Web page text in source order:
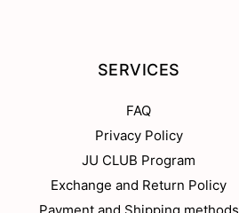
SERVICES
FAQ
Privacy Policy
JU CLUB Program
Exchange and Return Policy